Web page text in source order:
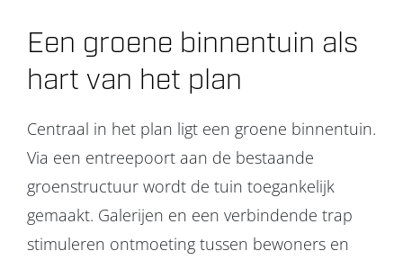
Een groene binnentuin als
hart van het plan
Centraal in het plan ligt een groene binnentuin.
Via een entreepoort aan de bestaande
groenstructuur wordt de tuin toegankelijk
gemaakt. Galerijen en een verbindende trap
stimuleren ontmoeting tussen bewoners en